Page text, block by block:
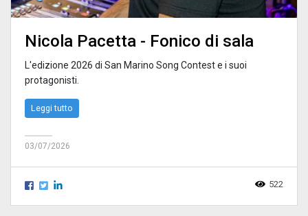
Nicola Pacetta - Fonico di sala
L'edizione 2026 di San Marino Song Contest e i suoi
protagonisti.
Leggi tutto
03/07/2026
522